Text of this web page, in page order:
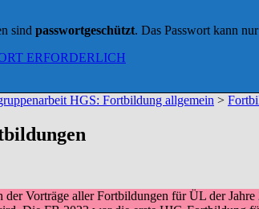
sind passwortgeschützt. Das Passwort kann
ERFORDERLICH
HGS: Fortbildung allgemein >
der Vorträge aller Fortbildungen für ÜL der